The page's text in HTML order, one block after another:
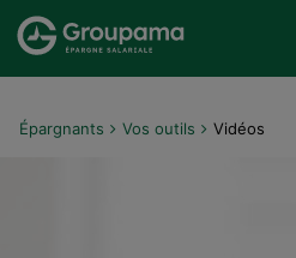
Aller au menu
Aller au contenu
Épargnants Vos outils Vidéos